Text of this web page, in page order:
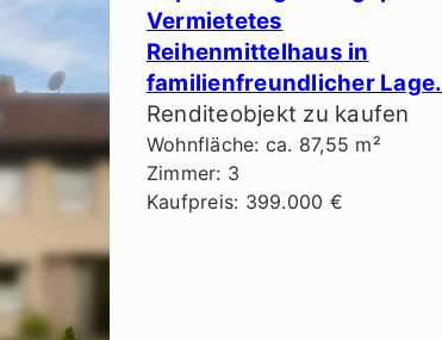
Vermietetes
Reihenmittelhaus in
familienfreundlicher Lage.
Renditeobjekt zu kaufen
Wohnfläche: ca. 87,55 m²
Zimmer: 3
Kaufpreis: 399.000 €